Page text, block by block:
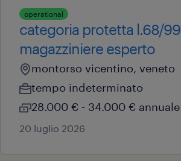
operational
categoria protetta l.68/99
magazziniere esperto
montorso vicentino, veneto
tempo indeterminato
28.000 € - 34.000 € annuale
20 luglio 2026